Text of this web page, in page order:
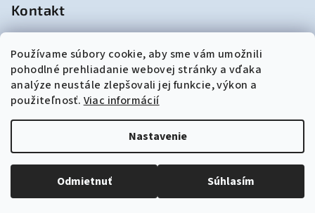
Používame súbory cookie, aby sme vám umožnili
pohodlné prehliadanie webovej stránky a vďaka
analýze neustále zlepšovali jej funkcie, výkon a
použiteľnosť. Viac informácií
Nastavenie
Odmietnuť Súhlasím
e
r
v
k
y
v
ý
p
i
e
Kontakt
+421948190299
Upraviť nastavenie cookies
Vytvoril Shoptet